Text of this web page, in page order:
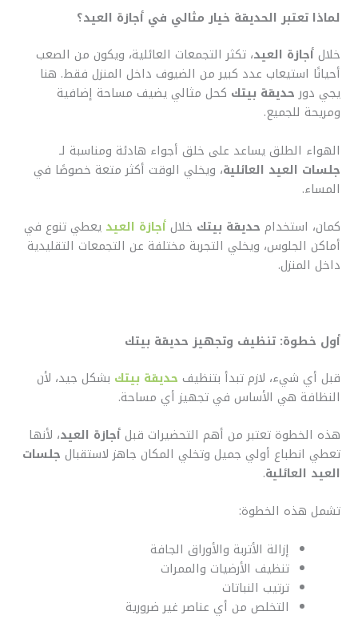
لماذا تعتبر الحديقة خيار مثالي في أجازة العيد؟
خلالأجازة العيد، تكثر التجمعات العائلية، ويكون من الصعب
أحيانًا استيعاب عدد كبير من الضيوف داخل المنزل فقط. هنا
يجي دورحديقة بيتك كحل مثالي يضيف مساحة إضافية
ومريحة للجميع.
الهواء الطلق يساعد على خلق أجواء هادئة ومناسبة لـ
جلسات العيد العائلية، ويخلي الوقت أكثر متعة خصوصًا في
المساء.
كمان، استخدام حديقة بيتك خلالأجازة العيد يعطي تنوع في
أماكن الجلوس، ويخلي التجربة مختلفة عن التجمعات التقليدية
داخل المنزل.
أول خطوة: تنظيف وتجهيز حديقة بيتك
قبل أي شيء، لازم تبدأ بتنظيف حديقة بيتك بشكل جيد، لأن
النظافة هي الأساس في تجهيز أي مساحة.
هذه الخطوة تعتبر من أهم التحضيرات قبلأجازة العيد، لأنها
تعطي انطباع أولي جميل وتخلي المكان جاهز لاستقبال جلسات
العيد العائلية.
تشمل هذه الخطوة:
إزالة الأتربة والأوراق الجافة
تنظيف الأرضيات والممرات
ترتيب النباتات
التخلص من أي عناصر غير ضرورية